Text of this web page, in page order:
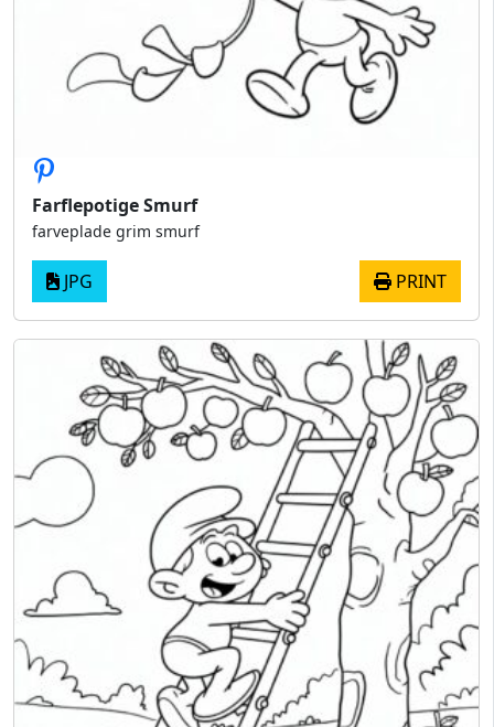
Farflepotige Smurf
farveplade grim smurf
JPG PRINT